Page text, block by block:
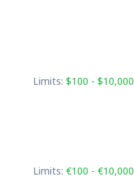
Limits: $100 - $10,000
Limits: €100 - €10,000